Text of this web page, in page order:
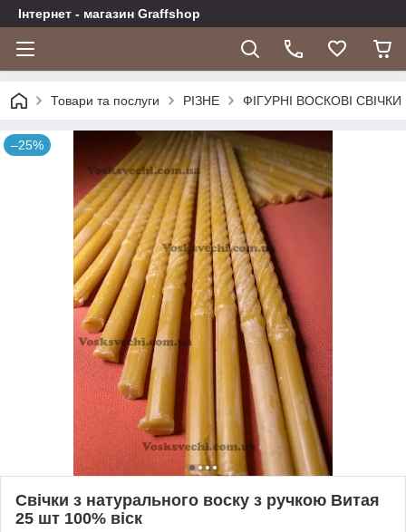
Інтернет - магазин Graffshop
Товари та послуги РІЗНЕ ФІГУРНІ ВОСКОВІ СВІЧКИ
–25%
Свічки з натурального воску з ручкою Витая
25 шт 100% віск